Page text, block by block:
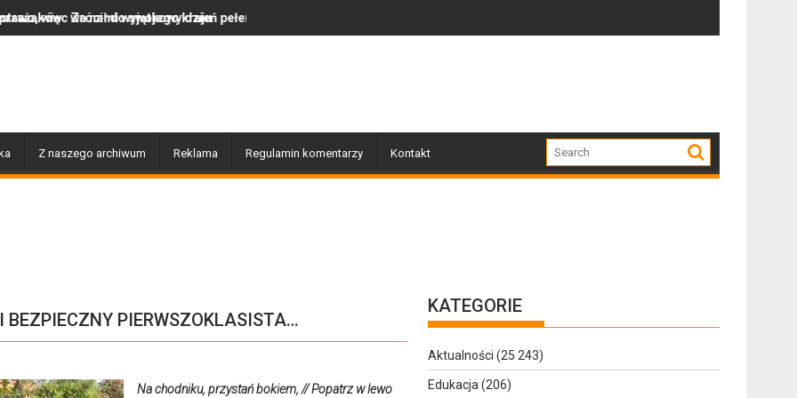
swojego kraju
wyjątkowy dzień pełen muzyki, tańca i niezapomnianych emocji!Uwaga! Usuwamy drzewa uszkodzone przez nawałnicę
Z naszego archiwum Reklama Regulamin komentarzy Kontakt
BEZPIECZNY PIERWSZOKLASISTA…
Na chodniku, przystań bokiem, // Popatrz w lewo
KATEGORIE
Aktualności (25 243)
Edukacja (206)